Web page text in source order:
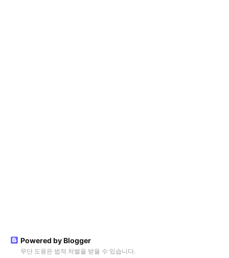
Powered by Blogger
무단 도용은 법적 처벌을 받을 수 있습니다.